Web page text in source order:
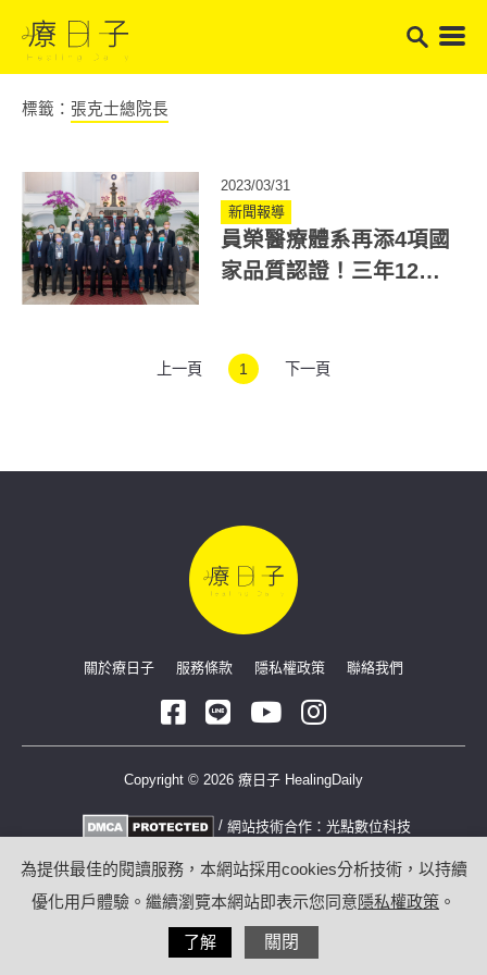
標籤： 張克士總院長
2023/03/31
新聞報導
員榮醫療體系再添4項國
家品質認證！三年12項
上一頁 1 下一頁
關於療日子 服務條款 隱私權政策 聯絡我們
Copyright © 2026 療日子 HealingDaily
/ 網站技術合作： 光點數位科技
為提供最佳的閱讀服務，本網站採用cookies分析技術，以持續
優化用戶體驗。繼續瀏覽本網站即表示您同意隱私權政策 。
了解 關閉